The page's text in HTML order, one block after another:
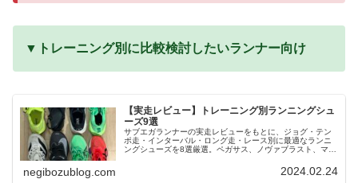
▼トレーニング別に比較検討したいランナー向け
【実走レビュー】トレーニング別ランニングシュ
ーズ9選
サブエガランナーの実走レビューをもとに、ジョグ・テン
ポ走・インターバル・ロング走・レース別に最適なランニ
ングシューズを8選厳選。ペガサス、ノヴァブラスト、マジ
ード、メタスピードシリーズほか実体験で使い分けを解
negibozublog.com 2024.02.24